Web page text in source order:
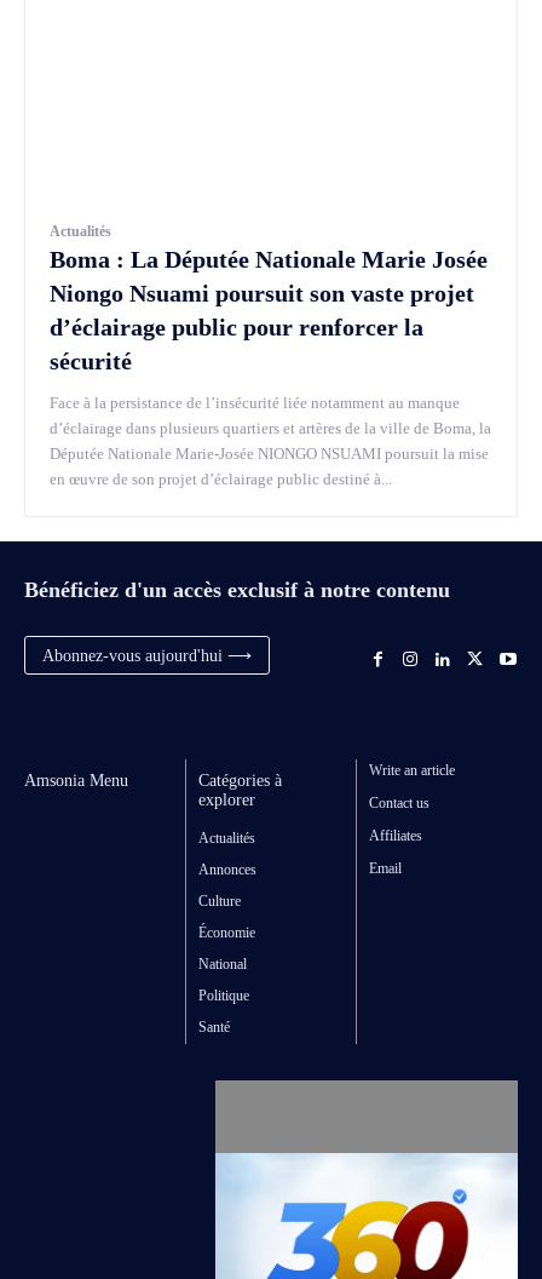
Actualités
Boma : La Députée Nationale Marie Josée
Niongo Nsuami poursuit son vaste projet
d’éclairage public pour renforcer la
sécurité
Face à la persistance de l’insécurité liée notamment au manque
d’éclairage dans plusieurs quartiers et artères de la ville de Boma, la
Députée Nationale Marie-Josée NIONGO NSUAMI poursuit la mise
en œuvre de son projet d’éclairage public destiné à...
Bénéficiez d'un accès exclusif à notre contenu
Abonnez-vous aujourd'hui ⟶
Amsonia Menu
Catégories à
explorer
Actualités
Annonces
Culture
Économie
National
Politique
Santé
Write an article
Contact us
Affiliates
Email